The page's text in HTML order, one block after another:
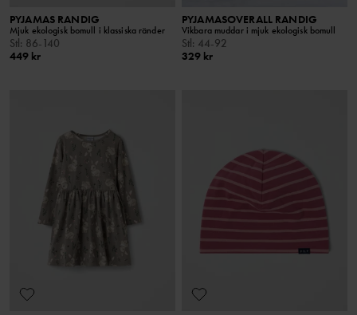
PYJAMAS RANDIG
Mjuk ekologisk bomull i klassiska ränder
Stl: 86-140
449 kr
PYJAMASOVERALL RANDIG
Vikbara muddar i mjuk ekologisk bomull
Stl: 44-92
329 kr